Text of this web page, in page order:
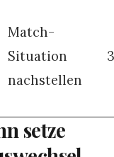
Match-
Situation
nachstellen
setze